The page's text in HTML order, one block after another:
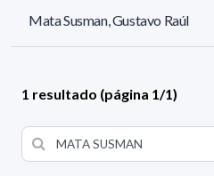
Mata Susman, Gustavo Raúl
1 resultado (página 1/1)